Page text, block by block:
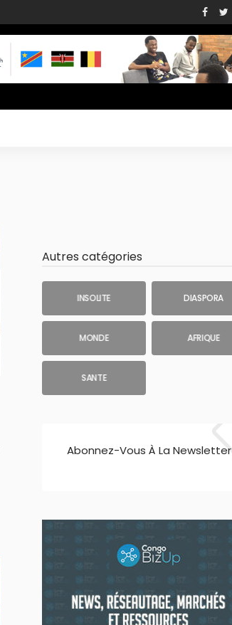
Autres catégories
INSOLITE DIASPORA
MONDE AFRIQUE
SANTE
Abonnez-Vous À La Newsletter